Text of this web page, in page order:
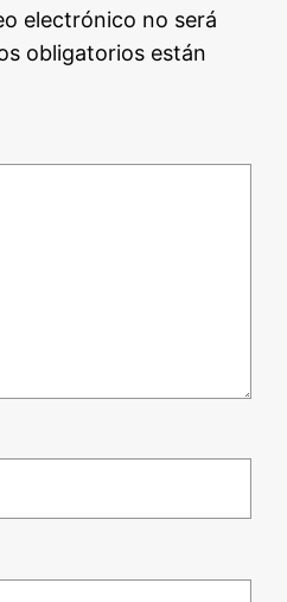
electrónico no será
obligatorios están